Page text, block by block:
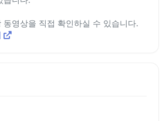
동영상을 직접 확인하실 수 있습니다.